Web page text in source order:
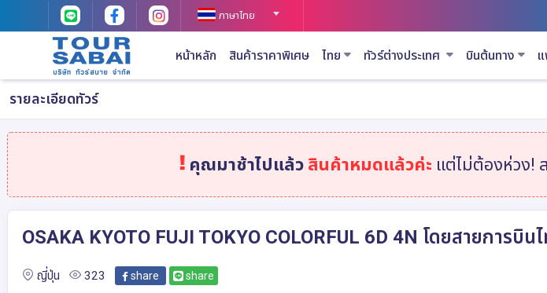
ภาษาไทย
หน้าหลัก สินค้าราคาพิเศษ ไทย ทัวร์ต่างประเทศ บินต้นทาง
รายละเอียดทัวร์
คุณมาช้าไปแล้ว สินค้าหมดแล้วค่ะ แต่ไม่ต้องห่วง!
OSAKA KYOTO FUJI TOKYO COLORFUL 6D 4N โดยสายการบิน
ญี่ปุ่น 323 share share